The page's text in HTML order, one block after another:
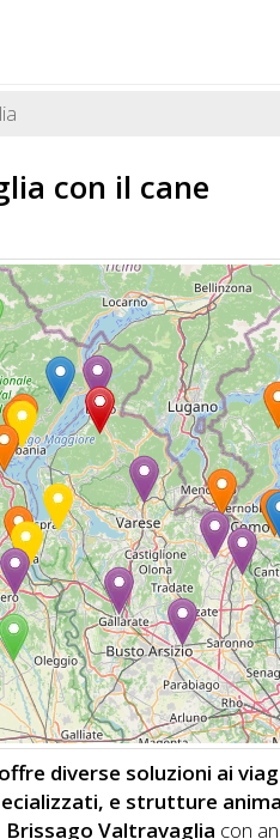
con il cane
diverse soluzioni ai
e strutture
Brissago Valtravaglia con